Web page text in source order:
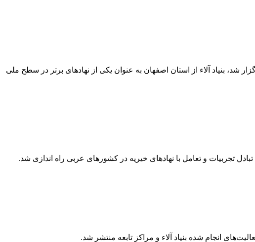
شد، بنیاد آلاء از استان اصفهان به عنوان یکی از نهادهای برتر در سطح ملی
تجربیات و تعامل با نهادهای خیریه در کشورهای عربی راه اندازی شد.